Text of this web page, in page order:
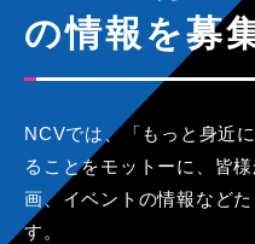
の情報を募
NCVでは、「もっと身近
ることをモットーに、皆
画、イベントの情報など
す。